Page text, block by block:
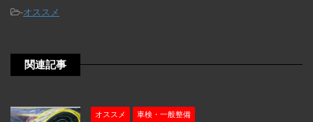
-オススメ
関連記事
オススメ 車検・一般整備